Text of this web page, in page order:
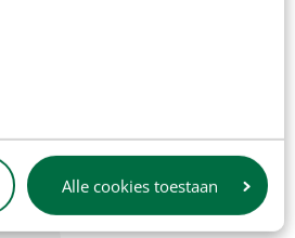
Alle cookies toestaan